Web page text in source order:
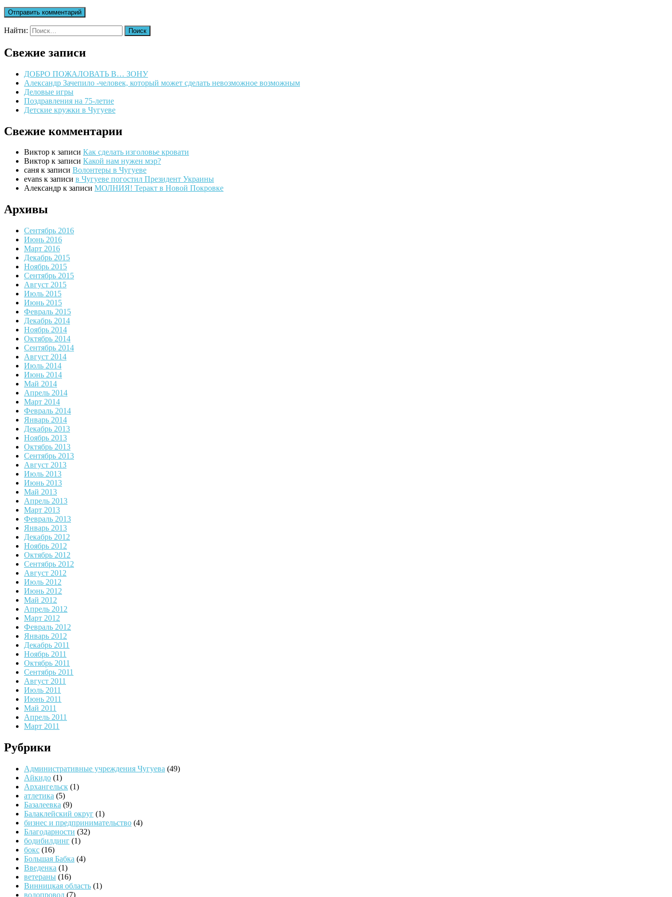
Найти:
Свежие записи
ДОБРО ПОЖАЛОВАТЬ В… ЗОНУ
Александр Зачепило -человек, который может сделать невозможное возможным
Деловые игры
Поздравления на 75-летие
Детские кружки в Чугуеве
Свежие комментарии
Виктор к записи Как сделать изголовье кровати
Виктор к записи Какой нам нужен мэр?
саня к записи Волонтеры в Чугуеве
evans к записи в Чугуеве погостил Президент Украины
Александр к записи МОЛНИЯ! Теракт в Новой Покровке
Архивы
Сентябрь 2016
Июнь 2016
Март 2016
Декабрь 2015
Ноябрь 2015
Сентябрь 2015
Август 2015
Июль 2015
Июнь 2015
Февраль 2015
Декабрь 2014
Ноябрь 2014
Октябрь 2014
Сентябрь 2014
Август 2014
Июль 2014
Июнь 2014
Май 2014
Апрель 2014
Март 2014
Февраль 2014
Январь 2014
Декабрь 2013
Ноябрь 2013
Октябрь 2013
Сентябрь 2013
Август 2013
Июль 2013
Июнь 2013
Май 2013
Апрель 2013
Март 2013
Февраль 2013
Январь 2013
Декабрь 2012
Ноябрь 2012
Октябрь 2012
Сентябрь 2012
Август 2012
Июль 2012
Июнь 2012
Май 2012
Апрель 2012
Март 2012
Февраль 2012
Январь 2012
Декабрь 2011
Ноябрь 2011
Октябрь 2011
Сентябрь 2011
Август 2011
Июль 2011
Июнь 2011
Май 2011
Апрель 2011
Март 2011
Рубрики
Административные учреждения Чугуева (49)
Айкидо (1)
Архангельск (1)
атлетика (5)
Базалеевка (9)
Балаклейский округ (1)
бизнес и предпринимательство (4)
Благодарности (32)
бодибилдинг (1)
бокс (16)
Большая Бабка (4)
Введенка (1)
ветераны (16)
Винницкая область (1)
водопровод (7)